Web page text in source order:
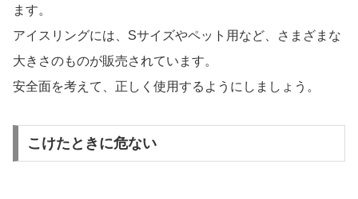
危ないという意見の中に、「寝ているときにつけていたら
寝苦しい夏の暑い夜には、たしかに活躍しそうなアイスリ
ング。